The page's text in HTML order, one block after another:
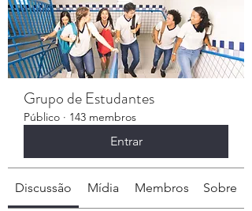
Grupo de Estudantes
Público · 143 membros
Entrar
Discussão Mídia Membros Sobre